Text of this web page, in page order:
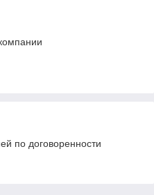
по договоренности